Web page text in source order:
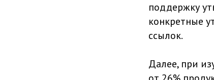
поддержку
конкретные
ссылок.
Далее, при